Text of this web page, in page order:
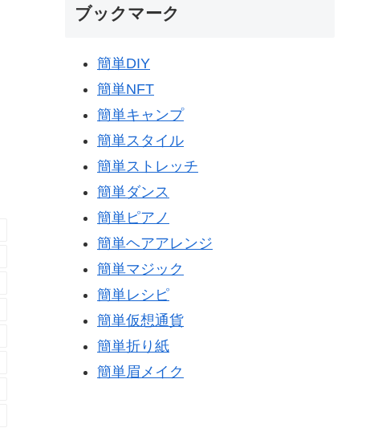
ブックマーク
簡単DIY
簡単NFT
簡単キャンプ
簡単スタイル
簡単ストレッチ
簡単ダンス
簡単ピアノ
簡単ヘアアレンジ
簡単マジック
簡単レシピ
簡単仮想通貨
簡単折り紙
簡単眉メイク